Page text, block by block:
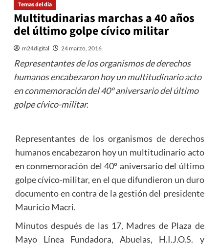
Temas del dia
Multitudinarias marchas a 40 años
del último golpe cívico militar
m24digital 24 marzo, 2016
Representantes de los organismos de derechos
humanos encabezaron hoy un multitudinario acto
en conmemoración del 40º aniversario del último
golpe cívico-militar.
Representantes de los organismos de derechos
humanos encabezaron hoy un multitudinario acto
en conmemoración del 40º aniversario del último
golpe cívico-militar, en el que difundieron un duro
documento en contra de la gestión del presidente
Mauricio Macri.
Minutos después de las 17, Madres de Plaza de
Mayo Línea Fundadora, Abuelas, H.I.J.O.S. y